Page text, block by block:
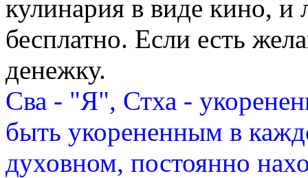
кулинария в виде кино, и
бесплатно. Если есть
денежку.
Сва - "Я", Стха -
быть укорененным в
духовном, постоянно